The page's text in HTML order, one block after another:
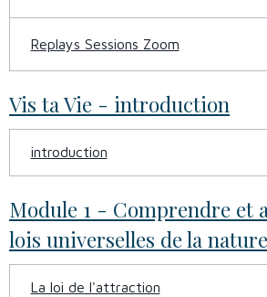
Replays Sessions Zoom
Vis ta Vie - introduction
introduction
Module 1 - Comprendre et
lois universelles de la nature
La loi de l'attraction